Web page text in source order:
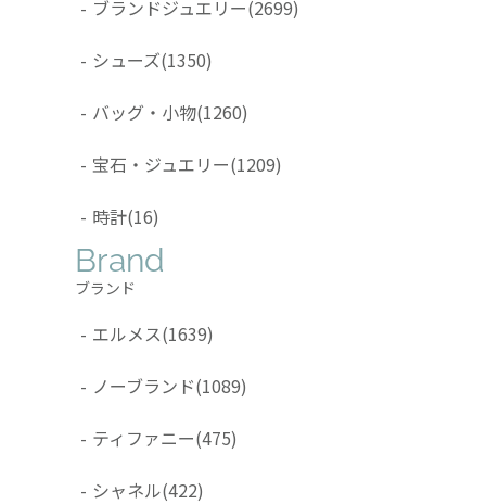
- ブランドジュエリー(2699)
- シューズ(1350)
- バッグ・小物(1260)
- 宝石・ジュエリー(1209)
- 時計(16)
Brand
ブランド
- エルメス(1639)
- ノーブランド(1089)
- ティファニー(475)
- シャネル(422)